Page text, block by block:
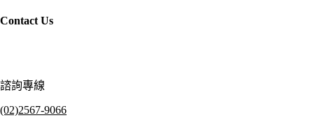
Contact Us
諮詢專線
(02)2567-9066